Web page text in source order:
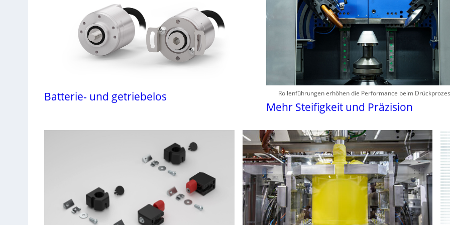
Batterie- und getriebelos Rollenführungen erhöhen die Performance beim
Mehr Steifigkeit und Präzision